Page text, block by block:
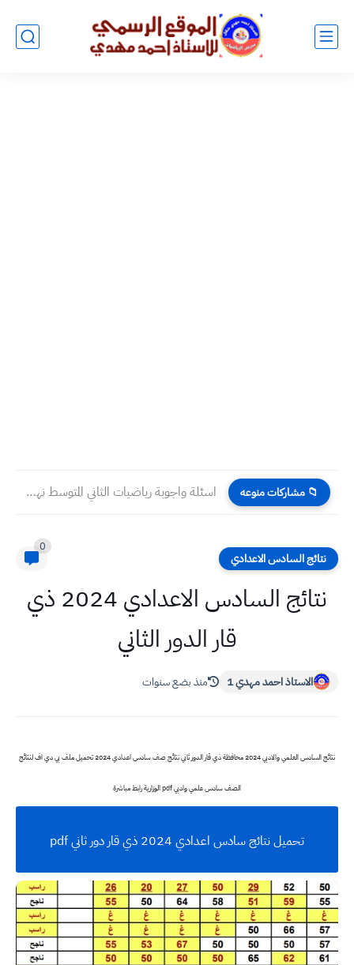
📁 مشاركات منوعه اسئلة واجوبة رياضيات الثاني المتوسط نهاية السنة 2024
نتائج السادس الاعدادي
0
نتائج السادس الاعدادي 2024 ذي
قار الدور الثاني
الاستاذ احمد مهدي 1 منذ بضع سنوات
نتائج السادس العلمي والادبي 2024 محافظة ذي قار الدور ثاني نتائج صف سادس اعدادي 2024 تحميل ملف بي دي اف لنتائج
الصف سادس علمي وادبي pdf الوزارية رابط مباشرة
تحميل نتائج سادس اعدادي 2024 ذي قار دور ثاني pdf